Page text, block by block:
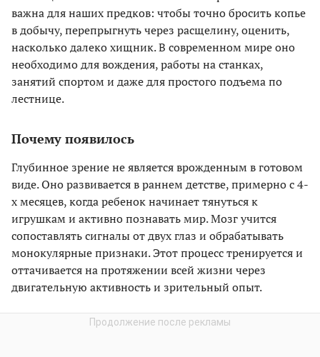
важна для наших предков: чтобы точно бросить копье
в добычу, перепрыгнуть через расщелину, оценить,
насколько далеко хищник. В современном мире оно
необходимо для вождения, работы на станках,
занятий спортом и даже для простого подъема по
лестнице.
Почему появилось
Глубинное зрение не является врожденным в готовом
виде. Оно развивается в раннем детстве, примерно с 4-
х месяцев, когда ребенок начинает тянуться к
игрушкам и активно познавать мир. Мозг учится
сопоставлять сигналы от двух глаз и обрабатывать
монокулярные признаки. Этот процесс тренируется и
оттачивается на протяжении всей жизни через
двигательную активность и зрительный опыт.